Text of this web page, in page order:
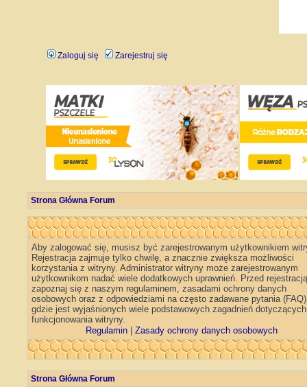
Zaloguj się Zarejestruj się
Strona Główna Forum
Aby zalogować się, musisz być zarejestrowanym użytkownikiem
Rejestracja zajmuje tylko chwilę, a znacznie zwiększa możliwości
korzystania z witryny. Administrator witryny może zarejestrowanym
użytkownikom nadać wiele dodatkowych uprawnień. Przed rejestracją
zapoznaj się z naszym regulaminem, zasadami ochrony danych
osobowych oraz z odpowiedziami na często zadawane pytania
gdzie jest wyjaśnionych wiele podstawowych zagadnień dotyczących
funkcjonowania witryny.
Regulamin
Zasady ochrony danych osobowych
Strona Główna Forum